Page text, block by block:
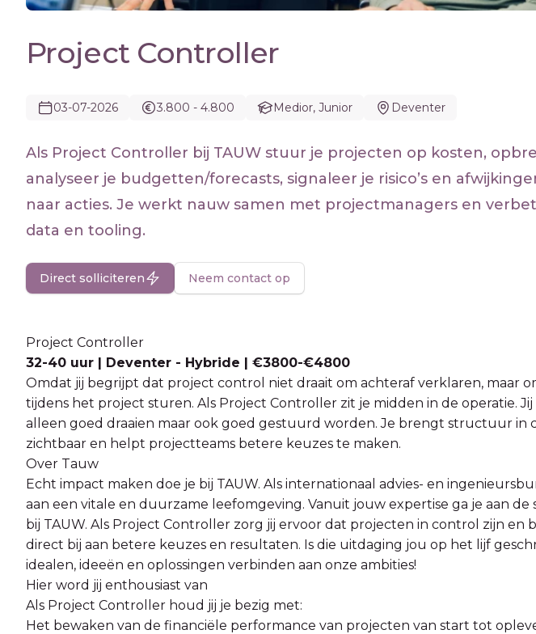
Project Controller
03-07-2026 3.800 - 4.800 Medior, Junior Deventer
Als Project Controller bij TAUW stuur je projecten op kosten,
analyseer je budgetten/forecasts, signaleer je risico’s en
naar acties. Je werkt nauw samen met projectmanagers en
data en tooling.
Direct solliciteren Neem contact op
Project Controller
32-40 uur | Deventer - Hybride | €3800-€4800
Omdat jij begrijpt dat project control niet draait om achteraf verklaren, maar
tijdens het project sturen. Als Project Controller zit je midden in de operatie.
alleen goed draaien maar ook goed gestuurd worden. Je brengt structuur in
zichtbaar en helpt projectteams betere keuzes te maken.
Over Tauw
Echt impact maken doe je bij TAUW. Als internationaal advies- en
aan een vitale en duurzame leefomgeving. Vanuit jouw expertise ga je aan de
bij TAUW. Als Project Controller zorg jij ervoor dat projecten in control zijn en
direct bij aan betere keuzes en resultaten. Is die uitdaging jou op het lijf
idealen, ideeën en oplossingen verbinden aan onze ambities!
Hier word jij enthousiast van
Als Project Controller houd jij je bezig met:
Het bewaken van de financiële performance van projecten van start tot